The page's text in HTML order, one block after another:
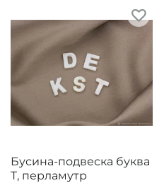
Бусина-подвеска буква
T, перламутр